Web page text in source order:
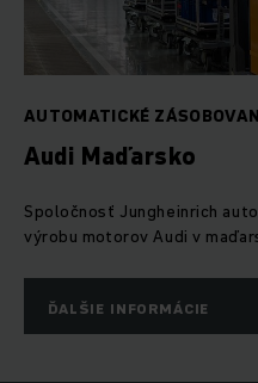
AUTOMATICKÉ
Audi Maďarsko
Spoločnosť Jungheinrich
výrobu motorov Audi v
ĎALŠIE INFORMÁCIE